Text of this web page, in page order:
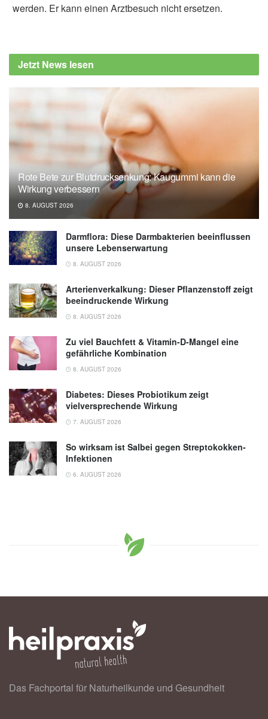
werden. Er kann einen Arztbesuch nicht ersetzen.
Jetzt News lesen
Rote Bete zur Blutdrucksenkung: Kaugummi kann die
Wirkung verbessern
8. AUGUST 2026
Darmflora: Diese Darmbakterien beeinflussen
unsere Lebenserwartung
8. AUGUST 2026
Arterienverkalkung: Dieser Pflanzenstoff zeigt
beeindruckende Wirkung
8. AUGUST 2026
Zu viel Bauchfett & Vitamin-D-Mangel eine
gefährliche Kombination
8. AUGUST 2026
Diabetes: Dieses Probiotikum zeigt
vielversprechende Wirkung
7. AUGUST 2026
So wirksam ist Salbei gegen Streptokokken-
Infektionen
6. AUGUST 2026
Das Fachportal für Naturheilkunde und Gesundheit